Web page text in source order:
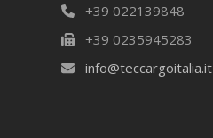
+39 022139848
+39 0235945283
info@teccargoitalia.it